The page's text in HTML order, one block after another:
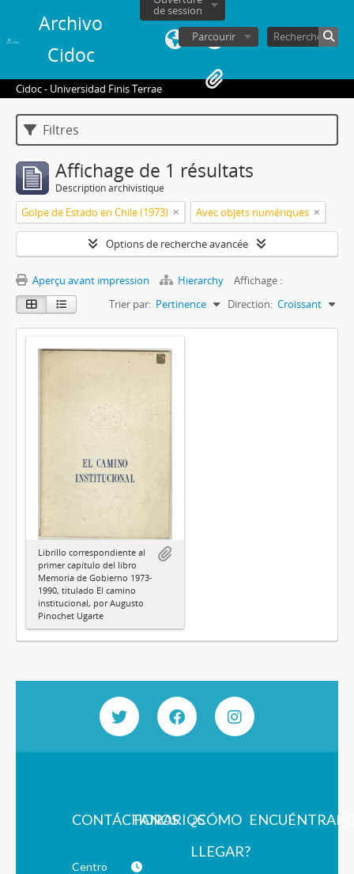
Archivo
Cidoc
de session
Parcourir
Cidoc - Universidad Finis Terrae
Filtres
Affichage de 1 résultats
Description archivistique
Golpe de Estado en Chile (1973) Avec objets numériques
Options de recherche avancée
Aperçu avant impression Hierarchy
Affichage :
Trier par: Pertinence Direction: Croissant
Librillo correspondiente al
primer capítulo del libro
Memoria de Gobierno 1973-
1990, titulado El camino
institucional, por Augusto
Pinochet Ugarte
CONTÁCTANOS
Centro
HORARIOS¿CÓMO
LLEGAR?